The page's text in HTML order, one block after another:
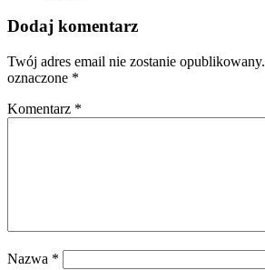
Dodaj komentarz
Twój adres email nie zostanie opublikowany.
oznaczone *
Komentarz *
Nazwa *